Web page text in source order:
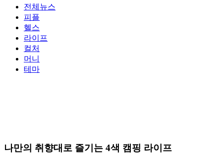
전체뉴스
피플
헬스
라이프
컬처
머니
테마
나만의 취향대로 즐기는 4색 캠핑 라이프